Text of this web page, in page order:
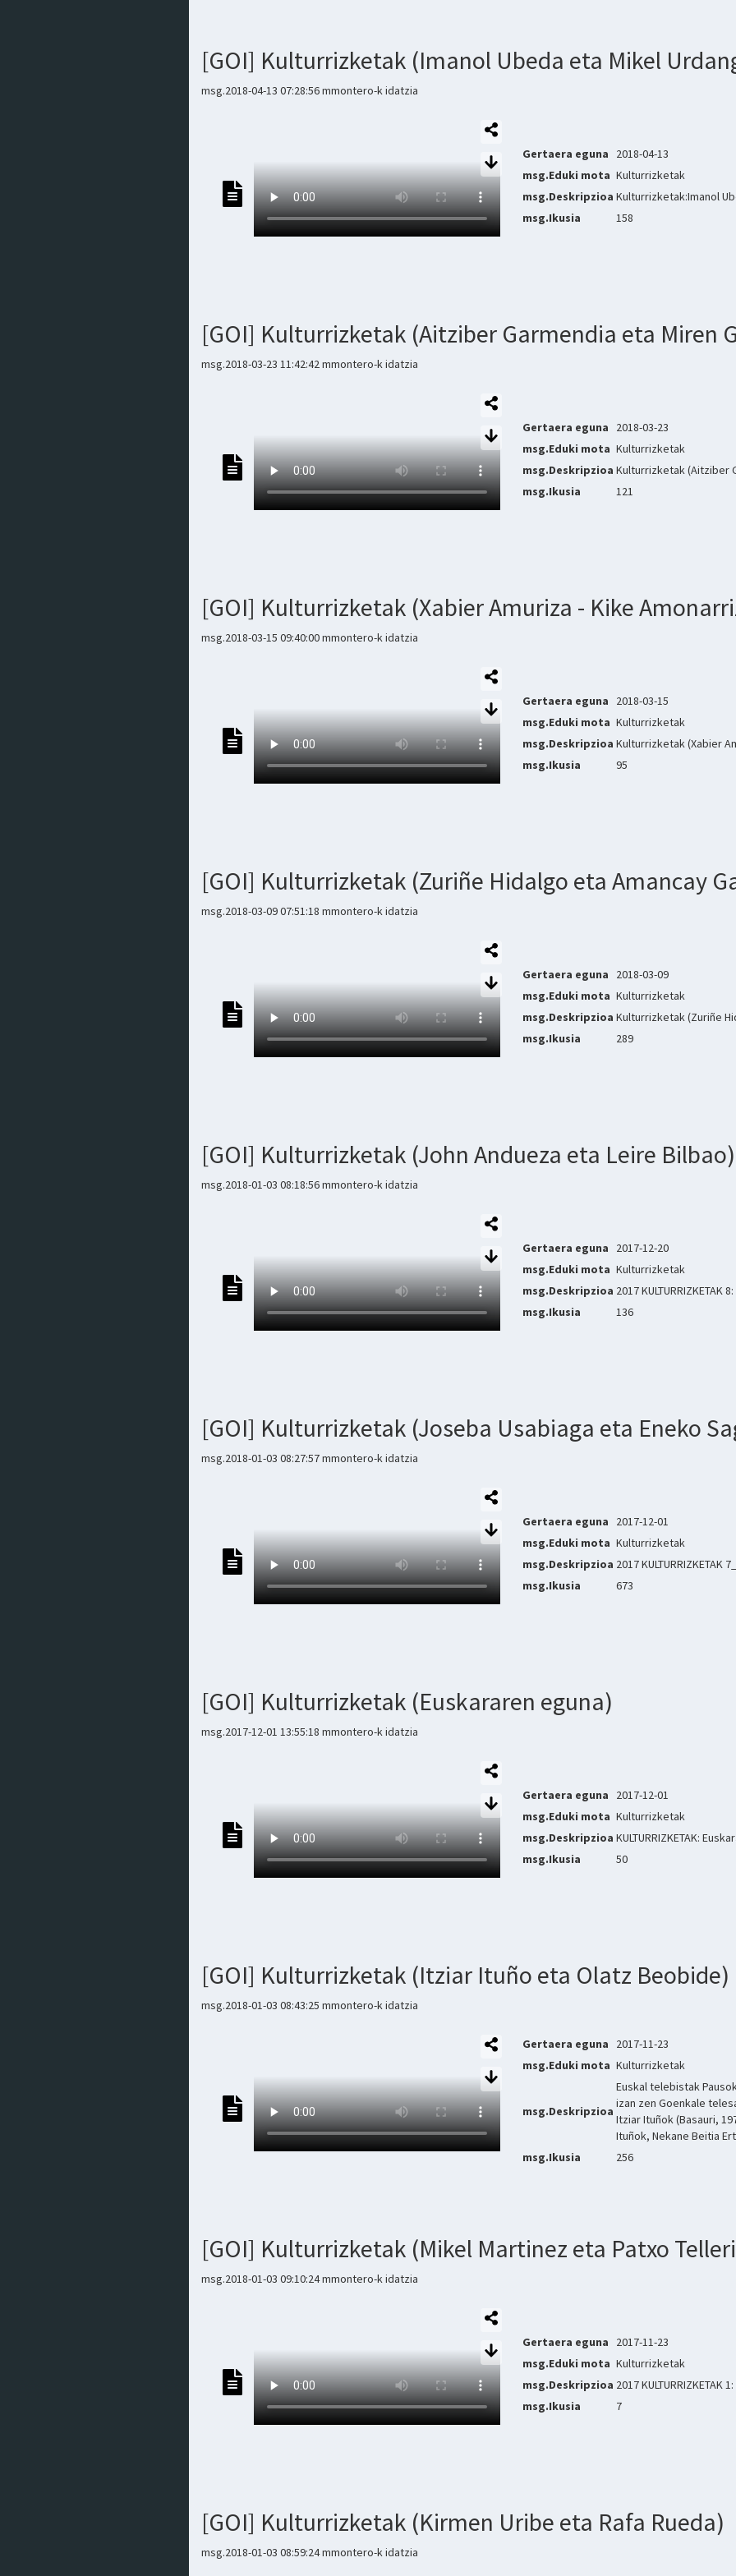
[GOI] Kulturrizketak (Imanol Ubeda eta Mikel
msg.2018-04-13 07:28:56 mmontero-k idatzia
Gertaera eguna
2018-04-13
msg.Eduki mota Kulturrizketak
msg.Deskripzioa Kulturrizketak:Imanol
msg.Ikusia
158
[GOI] Kulturrizketak (Aitziber Garmendia eta Miren
msg.2018-03-23 11:42:42 mmontero-k idatzia
Gertaera eguna
2018-03-23
msg.Eduki mota Kulturrizketak
msg.Deskripzioa Kulturrizketak (Aitziber
msg.Ikusia
121
[GOI] Kulturrizketak (Xabier Amuriza - Kike
msg.2018-03-15 09:40:00 mmontero-k idatzia
Gertaera eguna
2018-03-15
msg.Eduki mota Kulturrizketak
msg.Deskripzioa Kulturrizketak (Xabier
msg.Ikusia
95
[GOI] Kulturrizketak (Zuriñe Hidalgo eta Amancay
msg.2018-03-09 07:51:18 mmontero-k idatzia
Gertaera eguna
2018-03-09
msg.Eduki mota Kulturrizketak
msg.Deskripzioa Kulturrizketak (Zuriñe
msg.Ikusia
289
[GOI] Kulturrizketak (John Andueza eta Leire Bilbao)
msg.2018-01-03 08:18:56 mmontero-k idatzia
Gertaera eguna
2017-12-20
msg.Eduki mota Kulturrizketak
msg.Deskripzioa 2017
msg.Ikusia
136
[GOI] Kulturrizketak (Joseba Usabiaga eta Eneko
msg.2018-01-03 08:27:57 mmontero-k idatzia
Gertaera eguna
2017-12-01
msg.Eduki mota Kulturrizketak
msg.Deskripzioa 2017
msg.Ikusia
673
[GOI] Kulturrizketak (Euskararen eguna)
msg.2017-12-01 13:55:18 mmontero-k idatzia
Gertaera eguna
2017-12-01
msg.Eduki mota Kulturrizketak
msg.Deskripzioa KULTURRIZKETAK:
msg.Ikusia
50
[GOI] Kulturrizketak (Itziar Ituño eta Olatz Beobide)
msg.2018-01-03 08:43:25 mmontero-k idatzia
Gertaera eguna
2017-11-23
msg.Eduki mota Kulturrizketak
msg.Deskripzioa
Euskal telebistak
izan zen Goenkale
Itziar Ituñok (Basauri,
Ituñok, Nekane Beitia
msg.Ikusia
256
[GOI] Kulturrizketak (Mikel Martinez eta Patxo
msg.2018-01-03 09:10:24 mmontero-k idatzia
Gertaera eguna
2017-11-23
msg.Eduki mota Kulturrizketak
msg.Deskripzioa 2017
msg.Ikusia
7
[GOI] Kulturrizketak (Kirmen Uribe eta Rafa Rueda)
msg.2018-01-03 08:59:24 mmontero-k idatzia